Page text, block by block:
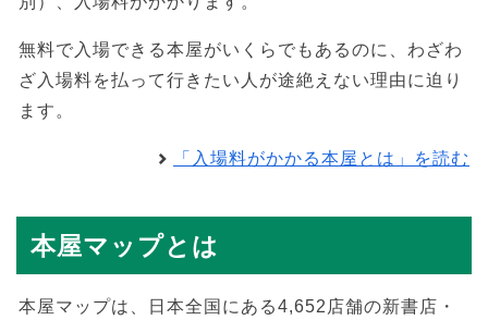
無料で入場できる本屋がいくらでもあるのに、わざわ
ざ入場料を払って行きたい人が途絶えない理由に迫り
ます。
「入場料がかかる本屋とは」を読む
本屋マップとは
本屋マップは、日本全国にある4,652店舗の新書店・